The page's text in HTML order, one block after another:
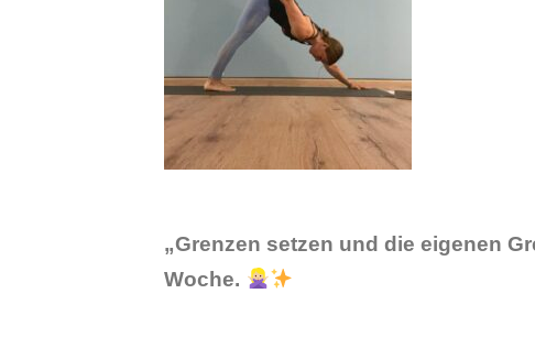
„Grenzen setzen und die eigenen
Woche.